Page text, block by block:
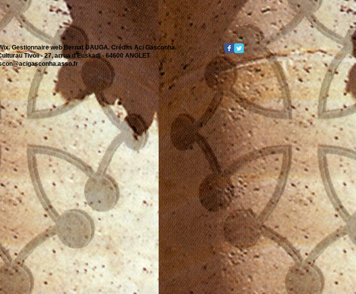
Gestionnaire web Bernat DAUGA. Crédits Aci Gasconha.
Tivoli - 27, arrua d'Euskadi - 64600 ANGLET